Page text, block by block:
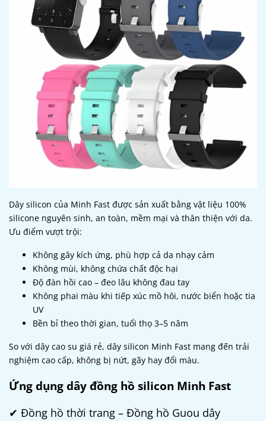
Dây silicon của Minh Fast được sản xuất bằng vật liệu 100%
silicone nguyên sinh, an toàn, mềm mại và thân thiện với da.
Ưu điểm vượt trội:
Không gây kích ứng, phù hợp cả da nhạy cảm
Không mùi, không chứa chất độc hại
Độ đàn hồi cao – đeo lâu không đau tay
Không phai màu khi tiếp xúc mồ hôi, nước biển hoặc tia
UV
Bền bỉ theo thời gian, tuổi thọ 3–5 năm
So với dây cao su giá rẻ, dây silicon Minh Fast mang đến trải
nghiệm cao cấp, không bị nứt, gãy hay đổi màu.
Ứng dụng dây đồng hồ silicon Minh Fast
✔ Đồng hồ thời trang – Đồng hồ Guou dây